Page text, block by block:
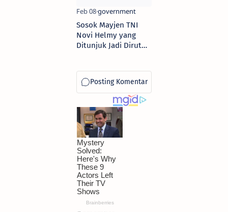
Sosok Mayjen TNI
Novi Helmy yang
Ditunjuk Jadi Dirut
TNI